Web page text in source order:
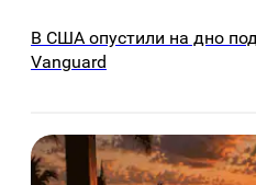
В США опустили на дно
Vanguard